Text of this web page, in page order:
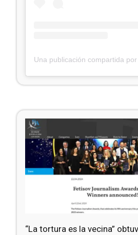
“La tortura es la vecina”